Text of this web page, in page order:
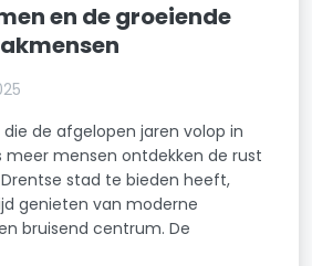
en de groeiende
de afgelopen jaren volop in
meer mensen ontdekken de rust
stad te bieden heeft,
genieten van moderne
bruisend centrum. De